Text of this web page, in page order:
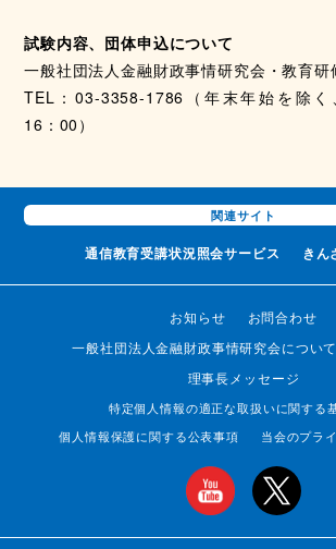
試験内容、団体申込について
一般社団法人金融財政事情研究会・教育研
TEL：03-3358-1786（年末年始を除く
16：00）
関連サイト
通信教育受講状況照会サービス きん
お知らせ
お問合わせ
一般社団法人金融財政事情研究会について
理事長メッセージ
特定個人情報の適正な取扱いに関する
個人情報保護に関する公表事項
当会のプラ